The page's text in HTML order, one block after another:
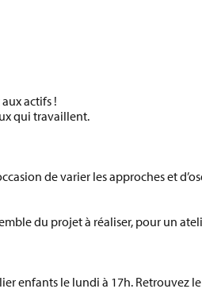
actifs !
qui travaillent.
de varier les approches et
du projet à réaliser, pour un
enfants le lundi à 17h. Retrouvez le